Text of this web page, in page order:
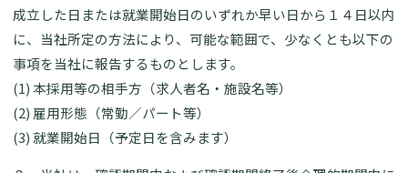
成立した日または就業開始日のいずれか早い日から１４日以内
に、当社所定の方法により、可能な範囲で、少なくとも以下の
事項を当社に報告するものとします。
(1) 本採用等の相手方（求人者名・施設名等）
(2) 雇用形態（常勤／パート等）
(3) 就業開始日（予定日を含みます）